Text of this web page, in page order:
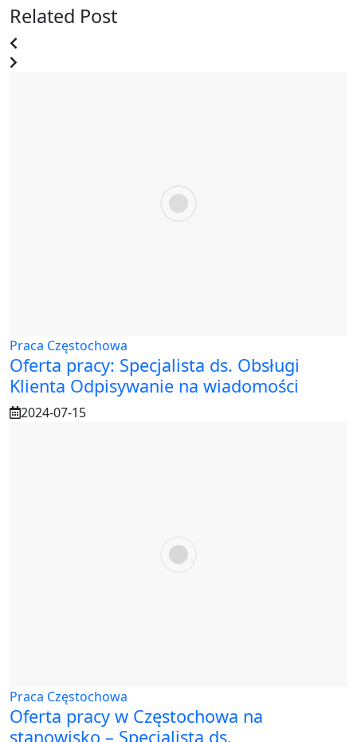
Related Post
Praca Częstochowa
Oferta pracy: Specjalista ds. Obsługi
Klienta Odpisywanie na wiadomości
2024-07-15
Praca Częstochowa
Oferta pracy w Częstochowa na
stanowisko – Specjalista ds.